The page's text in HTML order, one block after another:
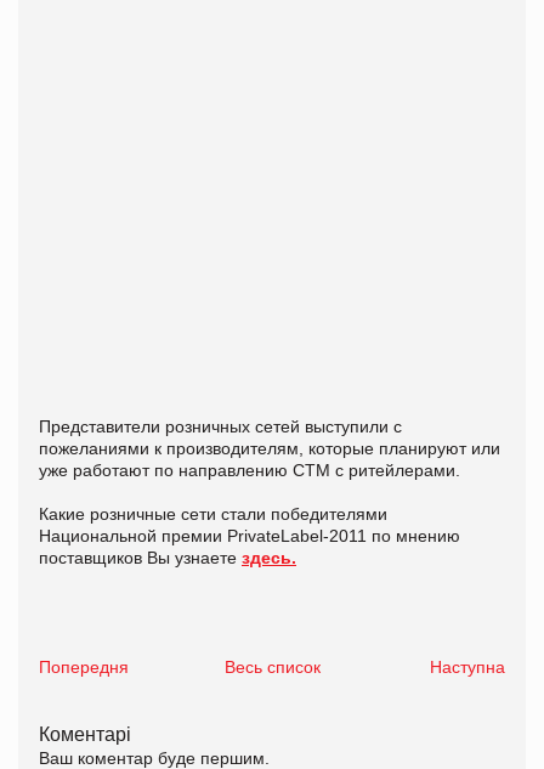
Представители розничных сетей выступили с
пожеланиями к производителям, которые планируют или
уже работают по направлению СТМ с ритейлерами.
Какие розничные сети стали победителями
Национальной премии PrivateLabel-2011 по мнению
поставщиков Вы узнаете здесь.
Попередня Весь список Наступна
Коментарі
Ваш коментар буде першим.